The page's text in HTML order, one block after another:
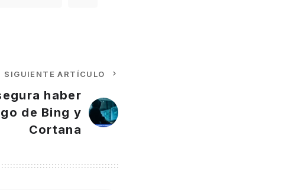
SIGUIENTE ARTÍCULO
haber
de Bing y
Cortana